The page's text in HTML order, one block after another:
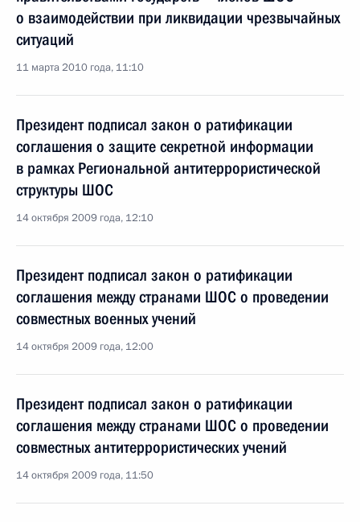
о взаимодействии при ликвидации чрезвычайных
ситуаций
11 марта 2010 года, 11:10
Президент подписал закон о ратификации
соглашения о защите секретной информации
в рамках Региональной антитеррористической
структуры ШОС
14 октября 2009 года, 12:10
Президент подписал закон о ратификации
соглашения между странами ШОС о проведении
совместных военных учений
14 октября 2009 года, 12:00
Президент подписал закон о ратификации
соглашения между странами ШОС о проведении
совместных антитеррористических учений
14 октября 2009 года, 11:50